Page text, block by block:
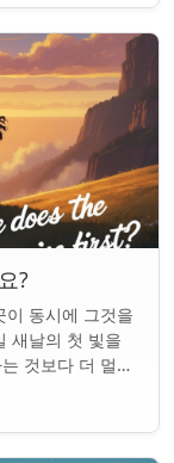
?
동시에 그것을
새날의 첫 빛을
것보다 더 멀리